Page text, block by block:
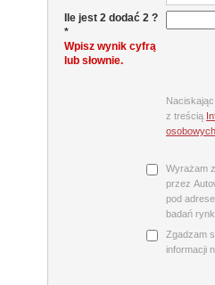
Ile jest 2 dodać 2 ?
*
Wpisz wynik cyfrą
lub słownie.
z treścią
osobowych
Wyrażam
przez
pod
badań
Zgadzam
informacji